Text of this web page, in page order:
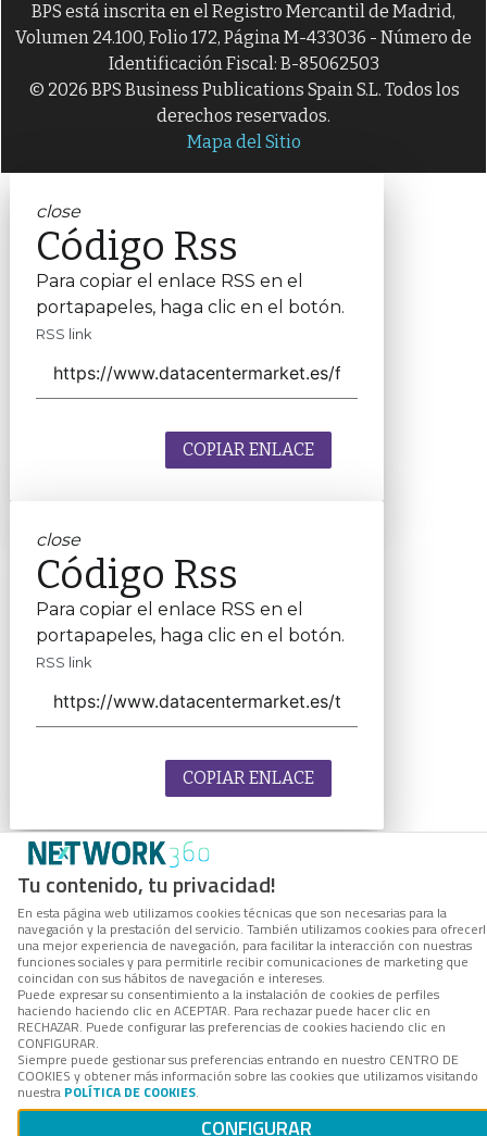
Tu contenido, tu privacidad!
En esta página web utilizamos cookies técnicas que son necesarias para la
navegación y la prestación del servicio. También utilizamos cookies para
una mejor experiencia de navegación, para facilitar la interacción con nuestras
funciones sociales y para permitirle recibir comunicaciones de marketing que
coincidan con sus hábitos de navegación e intereses.
Puede expresar su consentimiento a la instalación de cookies de perfiles
haciendo haciendo clic en ACEPTAR. Para rechazar puede hacer clic en
RECHAZAR. Puede configurar las preferencias de cookies haciendo clic en
CONFIGURAR.
Siempre puede gestionar sus preferencias entrando en nuestro CENTRO DE
COOKIES y obtener más información sobre las cookies que utilizamos visitando
nuestra POLÍTICA DE COOKIES.
CONFIGURAR
BPS está inscrita en el Registro Mercantil de Madrid,
Volumen 24.100, Folio 172, Página M-433036 - Número de
Identificación Fiscal: B-85062503
© 2026 BPS Business Publications Spain S.L. Todos los
derechos reservados.
Mapa del Sitio
close
Código Rss
Para copiar el enlace RSS en el
portapapeles, haga clic en el botón.
RSS link
COPIAR ENLACE
close
Código Rss
Para copiar el enlace RSS en el
portapapeles, haga clic en el botón.
RSS link
COPIAR ENLACE